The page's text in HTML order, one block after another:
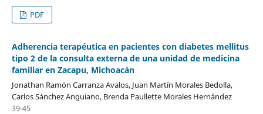
PDF
Adherencia terapéutica en pacientes con diabetes mellitus
tipo 2 de la consulta externa de una unidad de medicina
familiar en Zacapu, Michoacán
Jonathan Ramón Carranza Avalos, Juan Martín Morales Bedolla,
Carlos Sánchez Anguiano, Brenda Paullette Morales Hernández
39-45